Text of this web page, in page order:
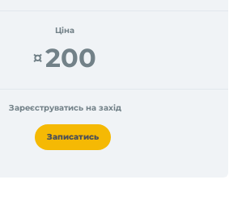
Ціна
¤ 200
Зареєструватись на захід
Записатись